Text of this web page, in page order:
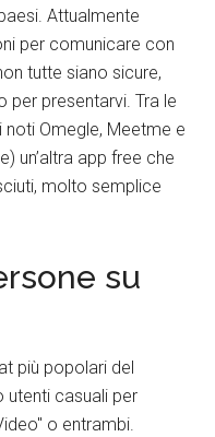
Attualmente
per comunicare con
tutte siano sicure,
per presentarvi. Tra le
Omegle, Meetme e
un’altra app free che
molto semplice
su
più popolari del
casuali per
o entrambi.